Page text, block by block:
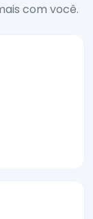
com você.